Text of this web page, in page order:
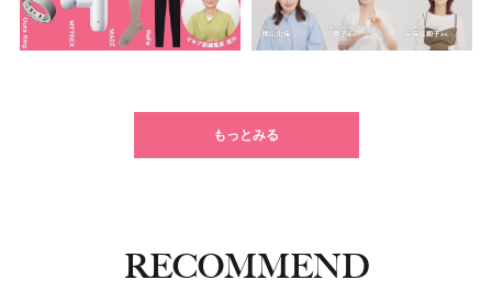
もっとみる
RECOMMEND